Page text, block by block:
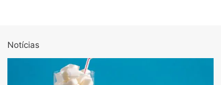
Notícias